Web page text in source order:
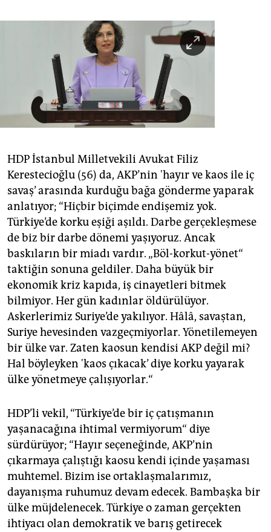
HDP İstanbul Milletvekili Avukat Filiz
Kerestecioğlu (56) da, AKP’nin 'hayır ve kaos ile iç
savaş’ arasında kurduğu bağa gönderme yaparak
anlatıyor; “Hiçbir biçimde endişemiz yok.
Türkiye’de korku eşiği aşıldı. Darbe gerçekleşmese
de biz bir darbe dönemi yaşıyoruz. Ancak
baskıların bir miadı vardır. „Böl-korkut-yönet“
taktiğin sonuna geldiler. Daha büyük bir
ekonomik kriz kapıda, iş cinayetleri bitmek
bilmiyor. Her gün kadınlar öldürülüyor.
Askerlerimiz Suriye’de yakılıyor. Hâlâ, savaştan,
Suriye hevesinden vazgeçmiyorlar. Yönetilemeyen
bir ülke var. Zaten kaosun kendisi AKP değil mi?
Hal böyleyken 'kaos çıkacak’ diye korku yayarak
ülke yönetmeye çalışıyorlar.“
HDP’li vekil, “Türkiye’de bir iç çatışmanın
yaşanacağına ihtimal vermiyorum“ diye
sürdürüyor; “Hayır seçeneğinde, AKP’nin
çıkarmaya çalıştığı kaosu kendi içinde yaşaması
muhtemel. Bizim ise ortaklaşmalarımız,
dayanışma ruhumuz devam edecek. Bambaşka bir
ülke müjdelenecek. Türkiye o zaman gerçekten
ihtiyacı olan demokratik ve barış getirecek